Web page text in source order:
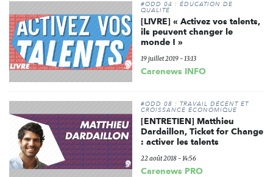
#ODD 04 : ÉDUCATION DE
QUALITÉ
[LIVRE] « Activez vos talents,
ils peuvent changer le
monde ! »
19 juillet 2019 - 13:13
Carenews INFO
#ODD 08 : TRAVAIL DÉCENT ET
CROISSANCE ÉCONOMIQUE
[ENTRETIEN] Matthieu
Dardaillon, Ticket for Change
: activer les talents
22 août 2018 - 14:56
Carenews PRO